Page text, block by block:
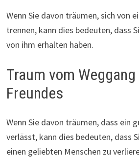
Wenn Sie davon träumen, sich von
trennen, kann dies bedeuten, dass
von ihm erhalten haben.
Traum vom
Freundes
Wenn Sie davon träumen, dass ein
verlässt, kann dies bedeuten, dass
einen geliebten Menschen zu